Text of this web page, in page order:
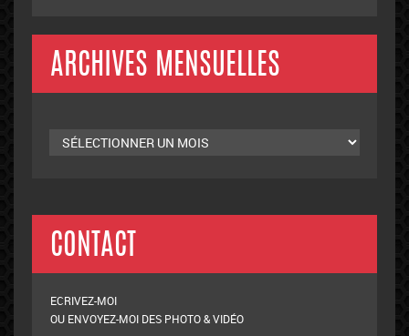
ARCHIVES MENSUELLES
CONTACT
ECRIVEZ-MOI
OU ENVOYEZ-MOI DES PHOTO & VIDÉO